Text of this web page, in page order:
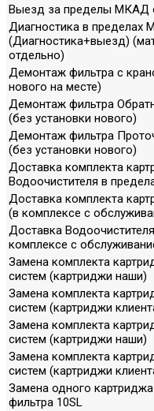
Выезд за пределы МКАД
Диагностика в пределах
(Диагностика+выезд)
отдельно)
Демонтаж фильтра с
нового на месте)
Демонтаж фильтра
(без установки нового)
Демонтаж фильтра
(без установки нового)
Доставка комплекта
Водоочистителя в
Доставка комплекта
(в комплексе с
Доставка
комплексе с
Замена комплекта
систем (картриджи наши)
Замена комплекта
систем (картриджи
Замена комплекта
систем (картриджи наши)
Замена комплекта
систем (картриджи
Замена одного
фильтра 10SL